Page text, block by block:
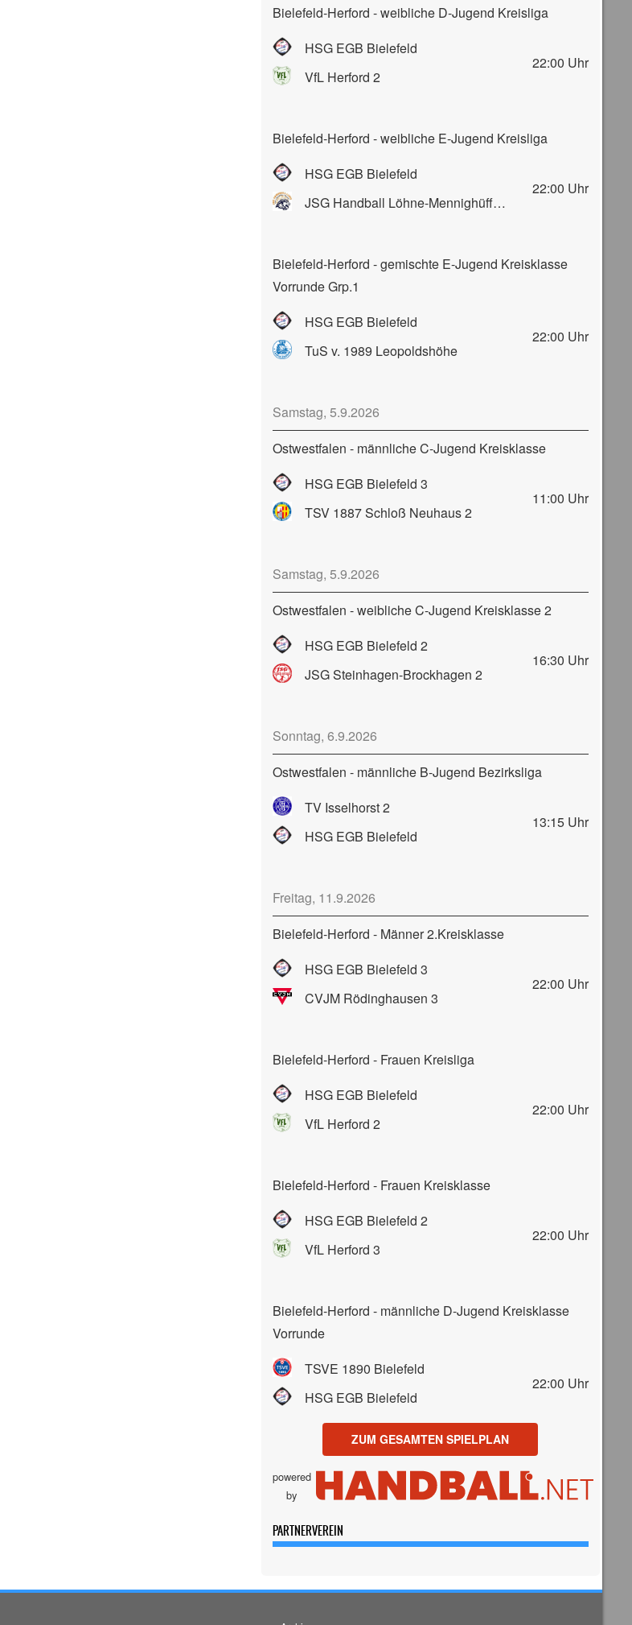
Bielefeld-Herford - weibliche D-Jugend Kreisliga
HSG EGB Bielefeld
VfL Herford 2
22:00 Uhr
Bielefeld-Herford - weibliche E-Jugend Kreisliga
HSG EGB Bielefeld
JSG Handball Löhne-Mennighüffen-Obernbeck
22:00 Uhr
Bielefeld-Herford - gemischte E-Jugend Kreisklasse
Vorrunde Grp.1
HSG EGB Bielefeld
TuS v. 1989 Leopoldshöhe
22:00 Uhr
Samstag, 5.9.2026
Ostwestfalen - männliche C-Jugend Kreisklasse
HSG EGB Bielefeld 3
TSV 1887 Schloß Neuhaus 2
11:00 Uhr
Samstag, 5.9.2026
Ostwestfalen - weibliche C-Jugend Kreisklasse 2
HSG EGB Bielefeld 2
JSG Steinhagen-Brockhagen 2
16:30 Uhr
Sonntag, 6.9.2026
Ostwestfalen - männliche B-Jugend Bezirksliga
TV Isselhorst 2
HSG EGB Bielefeld
13:15 Uhr
Freitag, 11.9.2026
Bielefeld-Herford - Männer 2.Kreisklasse
HSG EGB Bielefeld 3
CVJM Rödinghausen 3
22:00 Uhr
Bielefeld-Herford - Frauen Kreisliga
HSG EGB Bielefeld
VfL Herford 2
22:00 Uhr
Bielefeld-Herford - Frauen Kreisklasse
HSG EGB Bielefeld 2
VfL Herford 3
22:00 Uhr
Bielefeld-Herford - männliche D-Jugend Kreisklasse
Vorrunde
TSVE 1890 Bielefeld
HSG EGB Bielefeld
22:00 Uhr
ZUM GESAMTEN SPIELPLAN
powered
by
PARTNERVEREIN